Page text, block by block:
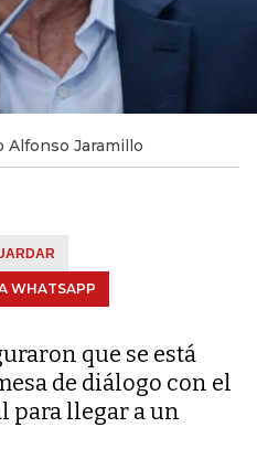
Alfonso Jaramillo
WHATSAPP
que se está
de diálogo con el
para llegar a un